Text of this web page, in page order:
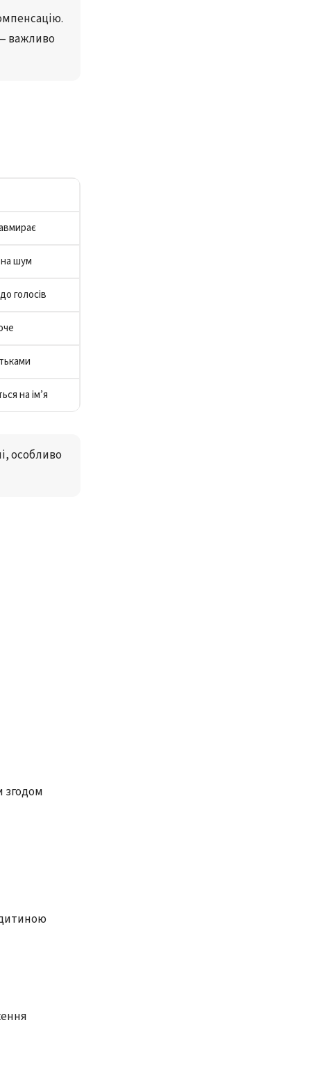
важливо
шум
голосів
на ім’я
особливо
згодом